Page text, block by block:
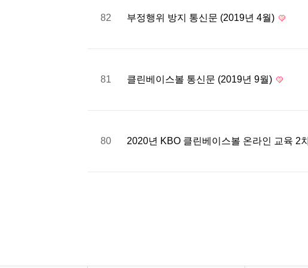
82 부정행위 방지 통신문 (2019년 4월)
81 클린베이스볼 통신문 (2019년 9월)
80 2020년 KBO 클린베이스볼 온라인 교육 2